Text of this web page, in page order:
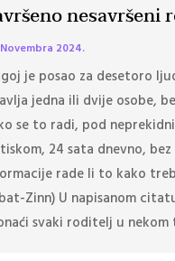
nesavršeni
2024.
je posao za desetoro
jedna ili dvije osobe,
se to radi, pod
24 sata dnevno,
rade li to kako
Zinn) U napisanom
svaki roditelj u nekom